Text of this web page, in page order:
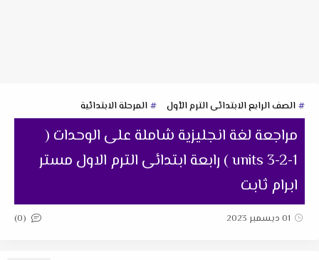
الصف الرابع الابتدائى الترم الأول المرحلة الابتدائية
مراجعة لغة انجليزية شاملة على الوحدات (
units 3-2-1 ) رابعة ابتدائى الترم الاول مستر
ابرام ثابت
01 ديسمبر 2023 (0)